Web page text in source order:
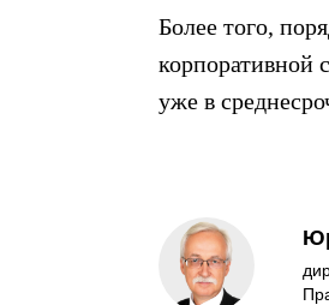
Более того,
корпоративной
уже в